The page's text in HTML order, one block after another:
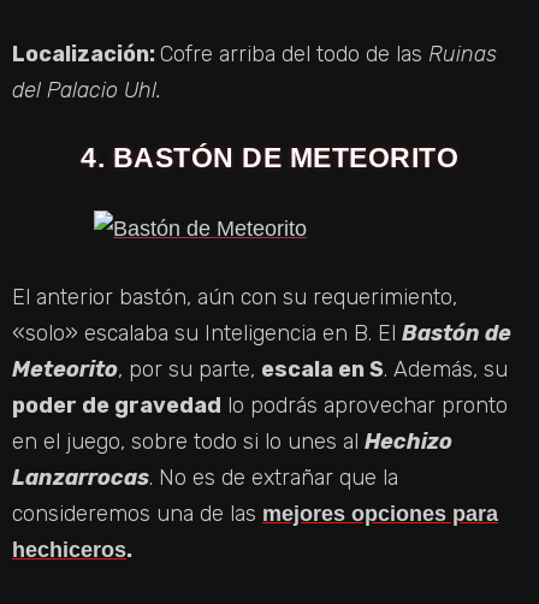
Localización:Cofre arriba del todo de las Ruinas
del Palacio Uhl.
4. BASTÓN DE METEORITO
El anterior bastón, aún con su requerimiento,
«solo» escalaba su Inteligencia en B. El Bastón de
Meteorito, por su parte, escala en S. Además, su
poder de gravedad lo podrás aprovechar pronto
en el juego, sobre todo si lo unes al Hechizo
Lanzarrocas. No es de extrañar que la
consideremos una de las mejores opciones para
hechiceros.